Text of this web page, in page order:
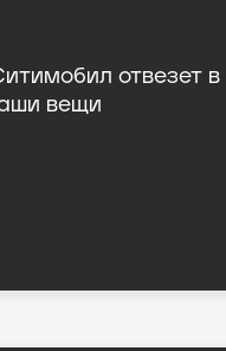
отвезет в
вещи